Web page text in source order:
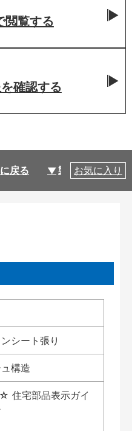
閲覧する
確認する
戻る 製品仕様
お気に入り
シート張り
構造
宅部品表示ガイ